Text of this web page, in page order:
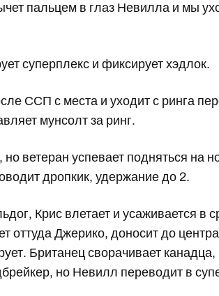
пальцем в глаз Невилла и мы
суперплекс и фиксирует хэдлок.
ССП с места и уходит с ринга
мунсолт за ринг.
ветеран успевает подняться на
дропкик, удержание до 2.
Крис влетает и усаживается в
оттуда Джерико, доносит до
Британец сворачивает канадца,
но Невилл переводит в